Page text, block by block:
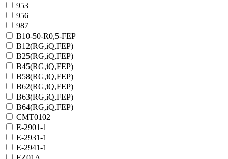
953
956
987
B10-50-R0,5-FEP
B12(RG,iQ,FEP)
B25(RG,iQ,FEP)
B45(RG,iQ,FEP)
B58(RG,iQ,FEP)
B62(RG,iQ,FEP)
B63(RG,iQ,FEP)
B64(RG,iQ,FEP)
CMT0102
E-2901-1
E-2931-1
E-2941-1